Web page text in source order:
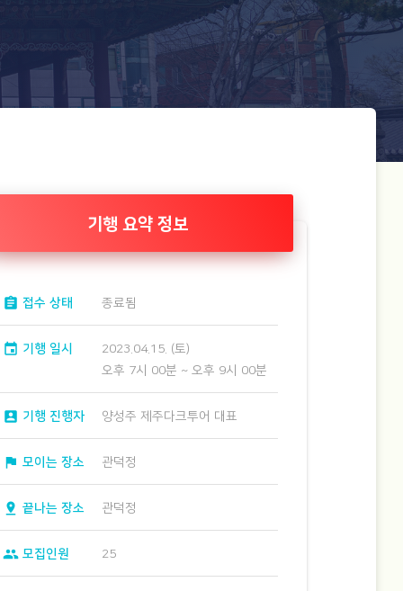
기행 요약 정보
assignment 접수 상태 종료됨
event 기행 일시
2023.04.15. (토)
오후 7시 00분 ~ 오후 9시 00분
account_box 기행 진행자 양성주 제주다크투어 대표
flag 모이는 장소 관덕정
pin_drop 끝나는 장소 관덕정
group 모집인원 25